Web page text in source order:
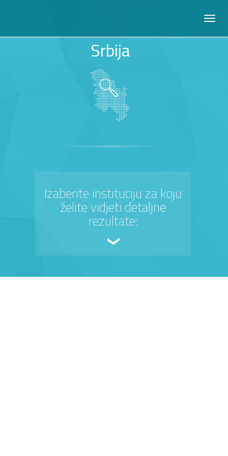
Srbija
Izaberite instituciju za koju
želite vidjeti detaljne
rezultate: